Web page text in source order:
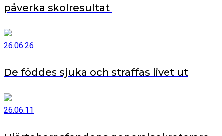
påverka skolresultat
26.06.26
De föddes sjuka och straffas livet ut
26.06.11